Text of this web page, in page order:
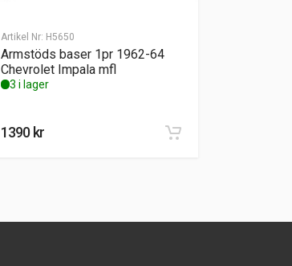
Artikel Nr: H5650
Armstöds baser 1pr 1962-64
Chevrolet Impala mfl
3 i lager
1390kr